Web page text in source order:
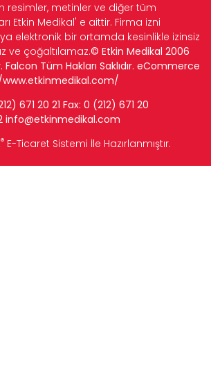
resimler, metinler ve diğer tüm
Etkin Medikal' e aittir. Firma izni
elektronik bir ortamda kesinlikle izinsiz
ve çoğaltılamaz.© Etkin Medikal 2006
Tüm Hakları Saklıdır. eCommerce
671 20 21 Fax: 0 (212) 671 20
info@etkinmedikal.com
® E-Ticaret Sistemi İle Hazırlanmıştır.